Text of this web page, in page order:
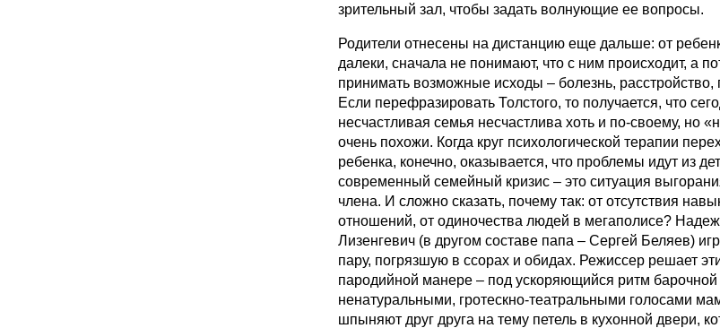
зрительный зал, чтобы задать волнующие ее вопросы.
Родители отнесены на дистанцию еще дальше: от
далеки, сначала не понимают, что с ним происходит, а
принимать возможные исходы – болезнь, расстройство,
Если перефразировать Толстого, то получается, что
несчастливая семья несчастлива хоть и по-своему, но
очень похожи. Когда круг психологической терапии
ребенка, конечно, оказывается, что проблемы идут из
современный семейный кризис – это ситуация
члена. И сложно сказать, почему так: от отсутствия
отношений, от одиночества людей в мегаполисе?
Лизенгевич (в другом составе папа – Сергей Беляев)
пару, погрязшую в ссорах и обидах. Режиссер решает
пародийной манере – под ускоряющийся ритм барочной
ненатуральными, гротескно-театральными голосами
шпыняют друг друга на тему петель в кухонной двери,